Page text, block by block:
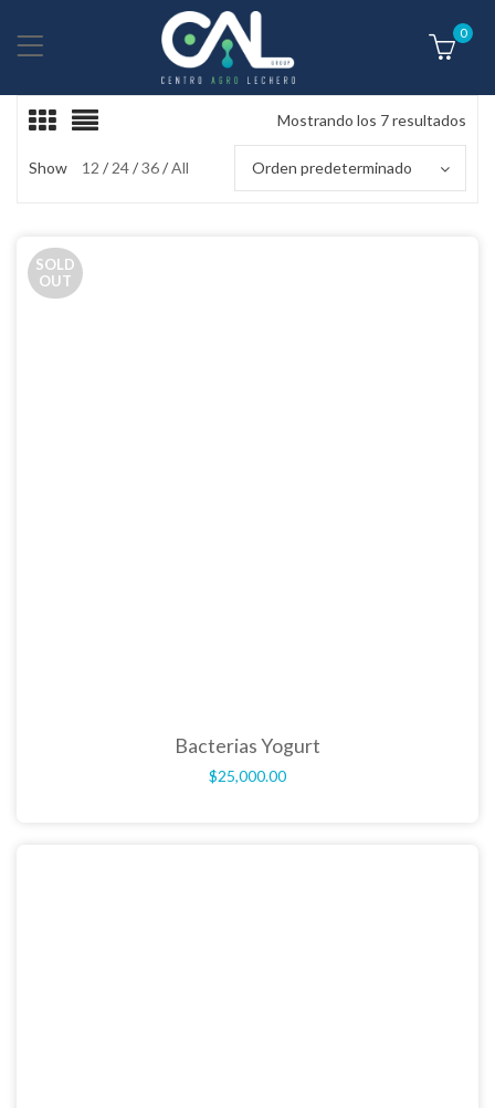
0
Mostrando los 7 resultados
Show 12 24 36 All Orden predeterminado
SOLD
OUT
Bacterias Yogurt
$25,000.00